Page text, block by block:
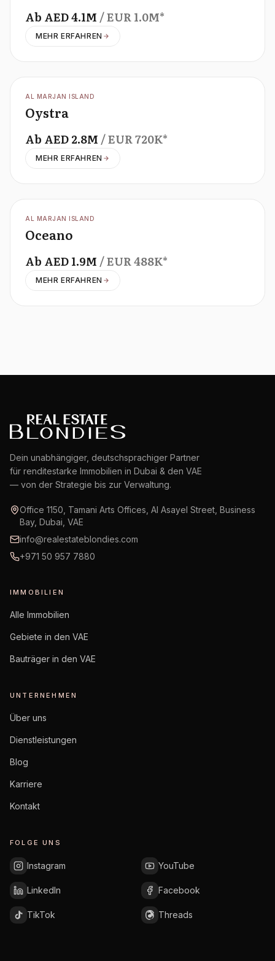
Ab AED4.1M / EUR1.0M*
MEHR ERFAHREN
OFFPLAN
AL MARJAN ISLAND
Oystra
Ab AED2.8M / EUR720K*
MEHR ERFAHREN
OFFPLAN
AL MARJAN ISLAND
Oceano
Ab AED1.9M / EUR488K*
MEHR ERFAHREN
Dein unabhängiger, deutschsprachiger Partner
für renditestarke Immobilien in Dubai & den VAE
— von der Strategie bis zur Verwaltung.
Office 1150, Tamani Arts Offices, Al Asayel Street, Business
Bay, Dubai, VAE
info@realestateblondies.com
+971 50 957 7880
IMMOBILIEN
Alle Immobilien
Gebiete in den VAE
Bauträger in den VAE
UNTERNEHMEN
Über uns
Dienstleistungen
Blog
Karriere
Kontakt
FOLGE UNS
Instagram YouTube
LinkedIn Facebook
TikTok Threads